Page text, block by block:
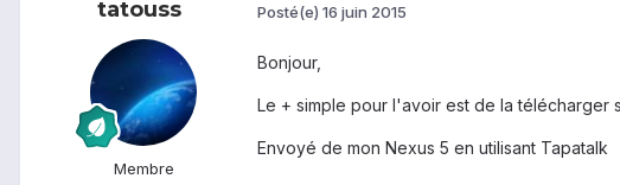
tatouss
Membre
Posté(e) 16 juin 2015
Bonjour,
Le + simple pour l'avoir est de la télécharger
Envoyé de mon Nexus 5 en utilisant Tapatalk